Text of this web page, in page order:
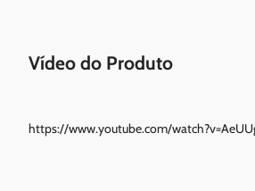
Vídeo do Produto
https://www.youtube.com/